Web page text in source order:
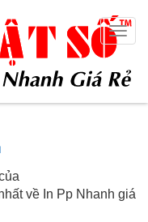
về In Pp Nhanh giá